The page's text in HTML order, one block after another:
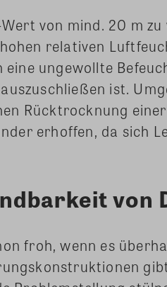
von mind. 20 m
relativen
ungewollte
ist.
Rücktrocknung
erhoffen, da sich
von
froh, wenn es